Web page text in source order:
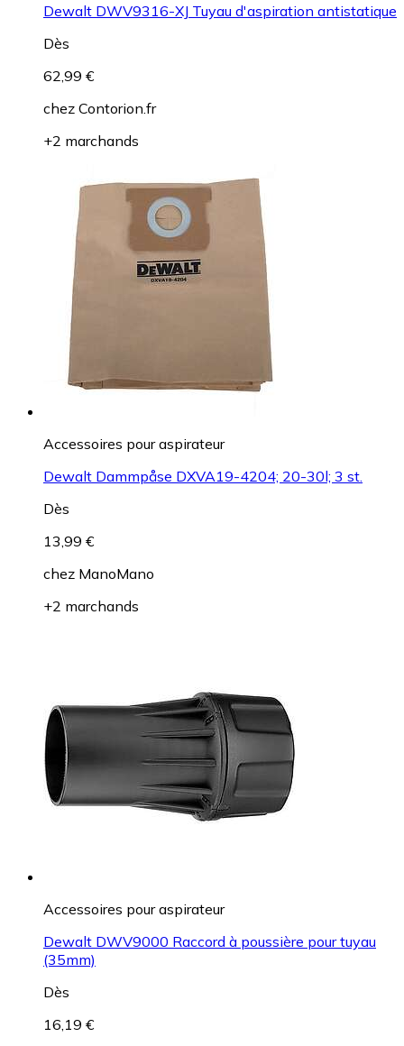
Dewalt DWV9316-XJ Tuyau d'aspiration antistatique
Dès
62,99 €
chez Contorion.fr
+2 marchands
Accessoires pour aspirateur
Dewalt Dammpåse DXVA19-4204; 20-30l; 3 st.
Dès
13,99 €
chez ManoMano
+2 marchands
Accessoires pour aspirateur
Dewalt DWV9000 Raccord à poussière pour tuyau
(35mm)
Dès
16,19 €